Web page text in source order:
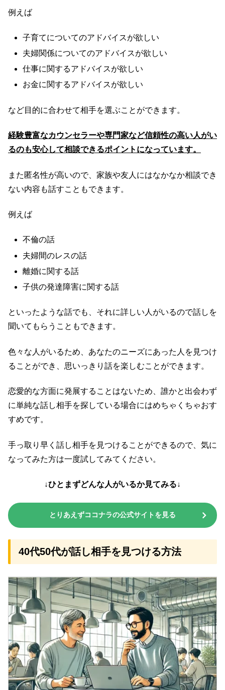
例えば
子育てについてのアドバイスが欲しい
夫婦関係についてのアドバイスが欲しい
仕事に関するアドバイスが欲しい
お金に関するアドバイスが欲しい
など目的に合わせて相手を選ぶことができます。
経験豊富なカウンセラーや専門家など信頼性の高い人がい
るのも安心して相談できるポイントになっています。
また匿名性が高いので、家族や友人にはなかなか相談でき
ない内容も話すこともできます。
例えば
不倫の話
夫婦間のレスの話
離婚に関する話
子供の発達障害に関する話
といったような話でも、それに詳しい人がいるので話しを
聞いてもらうこともできます。
色々な人がいるため、あなたのニーズにあった人を見つけ
ることができ、思いっきり話を楽しむことができます。
恋愛的な方面に発展することはないため、誰かと出会わず
に単純な話し相手を探している場合にはめちゃくちゃおす
すめです。
手っ取り早く話し相手を見つけることができるので、気に
なってみた方は一度試してみてください。
↓ひとまずどんな人がいるか見てみる↓
とりあえずココナラの公式サイトを見る
40代50代が話し相手を見つける方法